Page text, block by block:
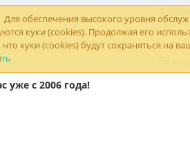
Для обеспечения высокого уровня
куки (cookies). Продолжая его
что куки (cookies) будут сохраняться на
уже с 2006 года!